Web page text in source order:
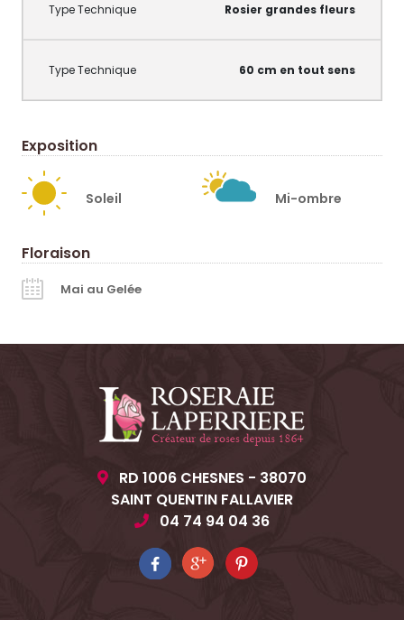
Rosier grandes fleurs
60 cm en tout sens
Exposition
Soleil Mi-ombre
Floraison
Mai au Gelée
RD 1006 CHESNES - 38070
SAINT QUENTIN FALLAVIER
04 74 94 04 36